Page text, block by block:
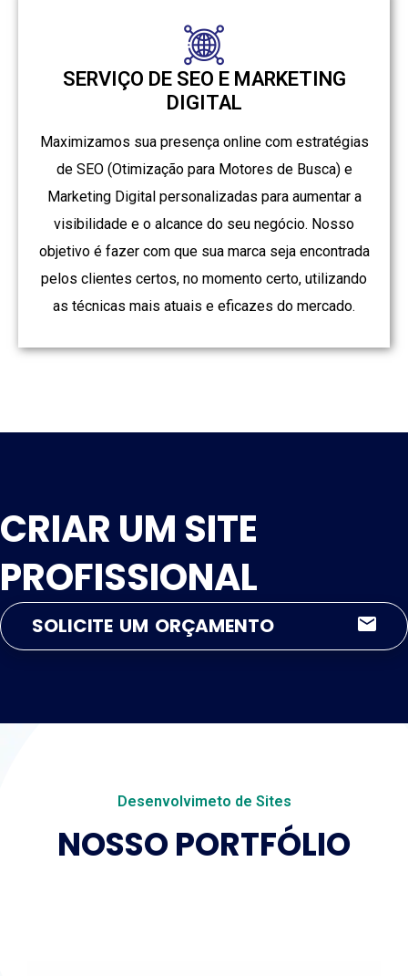
SERVIÇO DE SEO E MARKETING
DIGITAL
Maximizamos sua presença online com estratégias
de SEO (Otimização para Motores de Busca) e
Marketing Digital personalizadas para aumentar a
visibilidade e o alcance do seu negócio. Nosso
objetivo é fazer com que sua marca seja encontrada
pelos clientes certos, no momento certo, utilizando
as técnicas mais atuais e eficazes do mercado.
CRIAR UM SITE
PROFISSIONAL
SOLICITE UM ORÇAMENTO
Desenvolvimeto de Sites
NOSSO PORTFÓLIO